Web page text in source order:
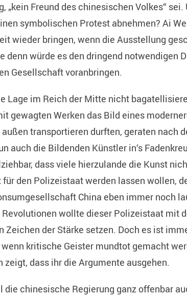
„kein Freund des chinesischen Volkes“
symbolischen Protest abnehmen? Ai
wieder bringen, wenn die Ausstellung
denn würde es den dringend notwendigen
Gesellschaft voranbringen.
Lage im Reich der Mitte nicht
gewagten Werken das Bild eines
außen transportieren durften, geraten nach
auch die Bildenden Künstler in‘s
dass viele hierzulande die Kunst
den Polizeistaat werden lassen wollen,
China eben immer noch
wollte dieser Polizeistaat mit
Zeichen der Stärke setzen. Doch es ist
kritische Geister mundtot gemacht
zeigt, dass ihr die Argumente ausgehen.
die chinesische Regierung ganz offenbar